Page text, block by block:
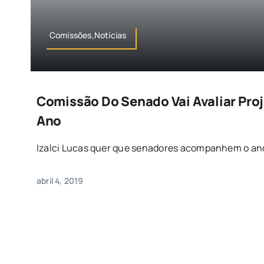
Comissões,Notícias
Comissão Do Senado Vai Avaliar
Ano
Izalci Lucas quer que senadores acompanhem o
abril 4, 2019